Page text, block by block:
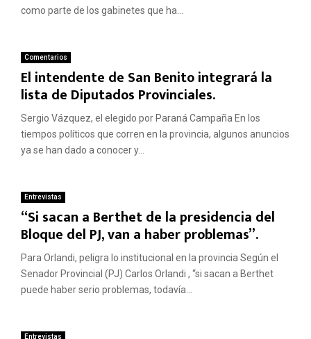
como parte de los gabinetes que ha...
Comentarios
El intendente de San Benito integrará la
lista de Diputados Provinciales.
Sergio Vázquez, el elegido por Paraná Campaña En los
tiempos políticos que corren en la provincia, algunos anuncios
ya se han dado a conocer y...
Entrevistas
“Si sacan a Berthet de la presidencia del
Bloque del PJ, van a haber problemas”.
Para Orlandi, peligra lo institucional en la provincia Según el
Senador Provincial (PJ) Carlos Orlandi , “si sacan a Berthet
puede haber serio problemas, todavía...
Entrevistas